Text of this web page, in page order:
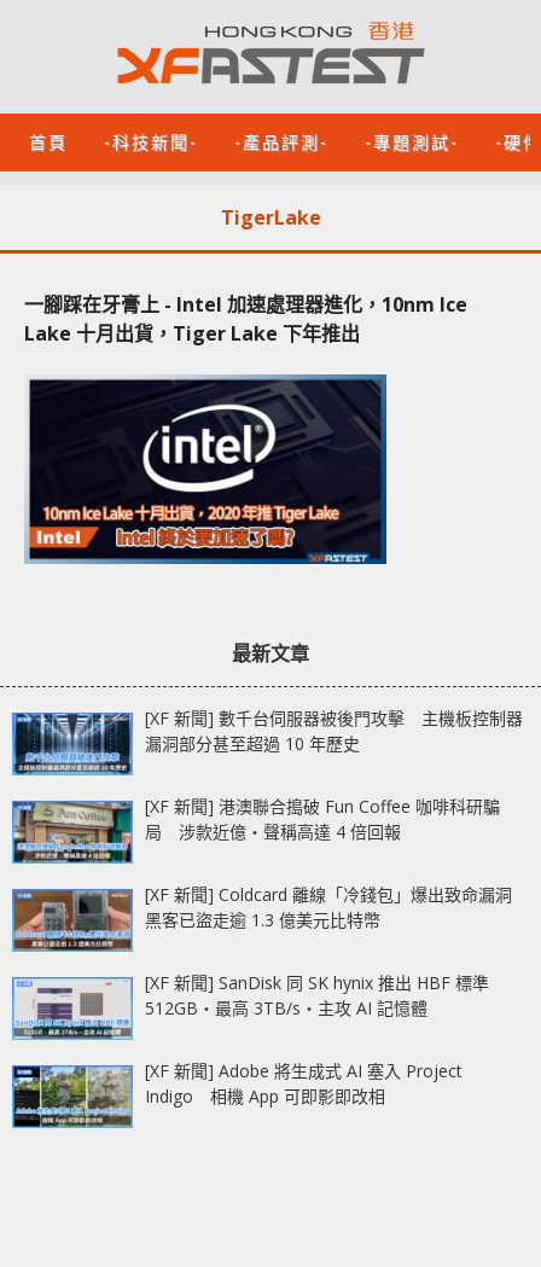
首頁 -科技新聞- -產品評測- -專題測試- -硬
TigerLake
一腳踩在牙膏上 - Intel 加速處理器進化，10nm Ice
Lake 十月出貨，Tiger Lake 下年推出
最新文章
[XF 新聞] 數千台伺服器被後門攻擊 主機板控制器
漏洞部分甚至超過 10 年歷史
[XF 新聞] 港澳聯合搗破 Fun Coffee 咖啡科研騙
局 涉款近億‧聲稱高達 4 倍回報
[XF 新聞] Coldcard 離線「冷錢包」爆出致命漏洞
黑客已盜走逾 1.3 億美元比特幣
[XF 新聞] SanDisk 同 SK hynix 推出 HBF 標準
512GB‧最高 3TB/s‧主攻 AI 記憶體
[XF 新聞] Adobe 將生成式 AI 塞入 Project
Indigo 相機 App 可即影即改相